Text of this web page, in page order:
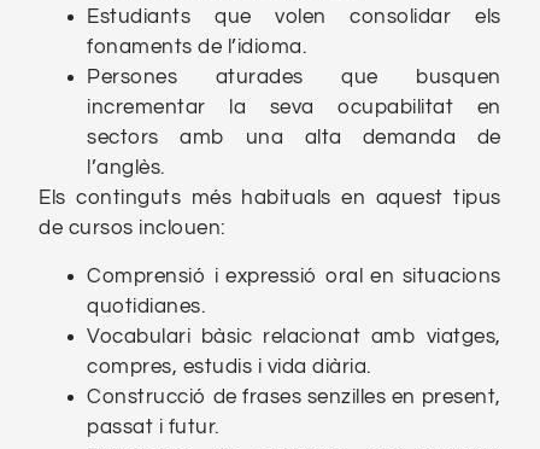
Estudiants que volen consolidar els
fonaments de l’idioma.
Persones aturades que busquen
incrementar la seva ocupabilitat en
sectors amb una alta demanda de
l’anglès.
Els continguts més habituals en aquest tipus
de cursos inclouen:
Comprensió i expressió oral en situacions
quotidianes.
Vocabulari bàsic relacionat amb viatges,
compres, estudis i vida diària.
Construcció de frases senzilles en present,
passat i futur.